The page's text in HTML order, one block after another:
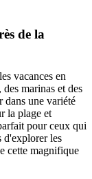
de la
vacances en
marinas et des
dans une variété
la plage et
pour ceux qui
d'explorer les
cette magnifique